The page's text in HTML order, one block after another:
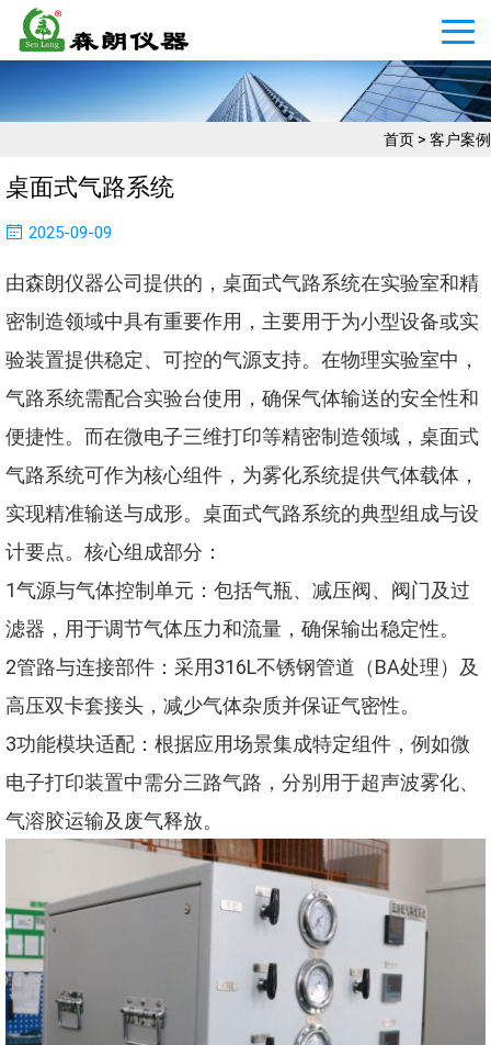
首页 > 客户案例
桌面式气路系统
2025-09-09
由森朗仪器公司提供的，桌面式气路系统在实验室和精
密制造领域中具有重要作用，主要用于为小型设备或实
验装置提供稳定、可控的气源支持。在物理实验室中，
气路系统需配合实验台使用，确保气体输送的安全性和
便捷性。而在微电子三维打印等精密制造领域，桌面式
气路系统可作为核心组件，为雾化系统提供气体载体，
实现精准输送与成形。桌面式气路系统的典型组成与设
计要点。核心组成部分：
1气源与气体控制单元：包括气瓶、减压阀、阀门及过
滤器，用于调节气体压力和流量，确保输出稳定性。
2管路与连接部件：采用316L不锈钢管道（BA处理）及
高压双卡套接头，减少气体杂质并保证气密性。
3功能模块适配：根据应用场景集成特定组件，例如微
电子打印装置中需分三路气路，分别用于超声波雾化、
气溶胶运输及废气释放。